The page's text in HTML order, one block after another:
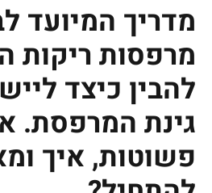
מדריך המיועד
מרפסות ריקות
להבין כיצד
גינת המרפסת.
פשוטות, איך